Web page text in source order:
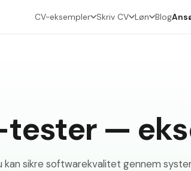
CV-eksempler Skriv CV Løn Blog
tester —
sikre softwarekvalitet gennem